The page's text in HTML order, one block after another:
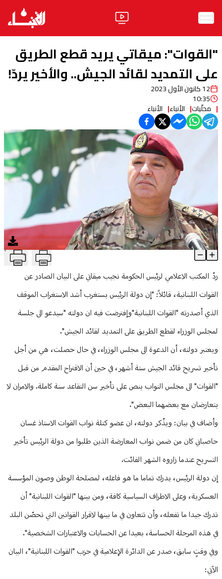
الأخبار
ثقافة ومجتمع
منوعات
آراء
فيديو
مواقف
وليد جنبلاط
"القوات": ميقاتي يريد قطع الطريق
على التمديد لقائد الجيش.. والأخير يردّ!
12 كانون الأول 2023
10:35
محلّيات الأنباء الأنباء
"القوات": ميقاتي يريد قطع الطريق على التمديد لقائد الجيش.. T
Article Content
ردّ المكتب الاعلامي لرئيس الحكومة نجيب ميقاتي على البيان الصادر عن
القوات اللبنانية، قائلاً: "إن دولة الرئيس يستغرب أشد الاستغراب الموقف
الذي أصدرته "القوات اللبنانية"وإفترضت فيه ان دولته "سيدعو الى جلسة
لمجلس الوزراء لقطع الطريق على التمديد لقائد الجيش".
ويعتبر دولته، أن الدعوة الى مجلس الوزراء، في حال حصلت، هي من أجل
تأخير تسريح قائد الجيش ستة أشهر، في حين أن الاقتراح المقدم من قبل
"القوات" الى مجلس النواب ينص على تأخير سن التقاعد سنة كاملة. والامران لا
يتعارضان مع بعضهما البعض".
وأضاف في بيان: ويذّكر دولته، ان عضو كتلة نواب القوات الاستاذ غسان
حاصباني كان من ضمن نواب المعارضة الذين طلبوا من دولة الرئيس تأخير
التسريح عندما زاروه الشهر الفائت.
إن دولة الرئيس، يدرك تماما ما هو فاعله، لمصلحة الوطن وصون المؤسسة
العسكرية، وعلى الاطراف السياسية كافة، ومن بينها "القوات اللبنانية" أن
تدرك جيدا ما تفعله، وأن تتعاون في ما بينها لاقرار القوانين التي تحصّن البلد
في هذه المرحلة الحساسة، بعيدا عن الحسابات والاعتبارات الشخصية".
وفي وقتٍ سابق، صدر عن الدائرة الإعلامية في حزب "القوات اللبنانية"، البيان
الآتي: